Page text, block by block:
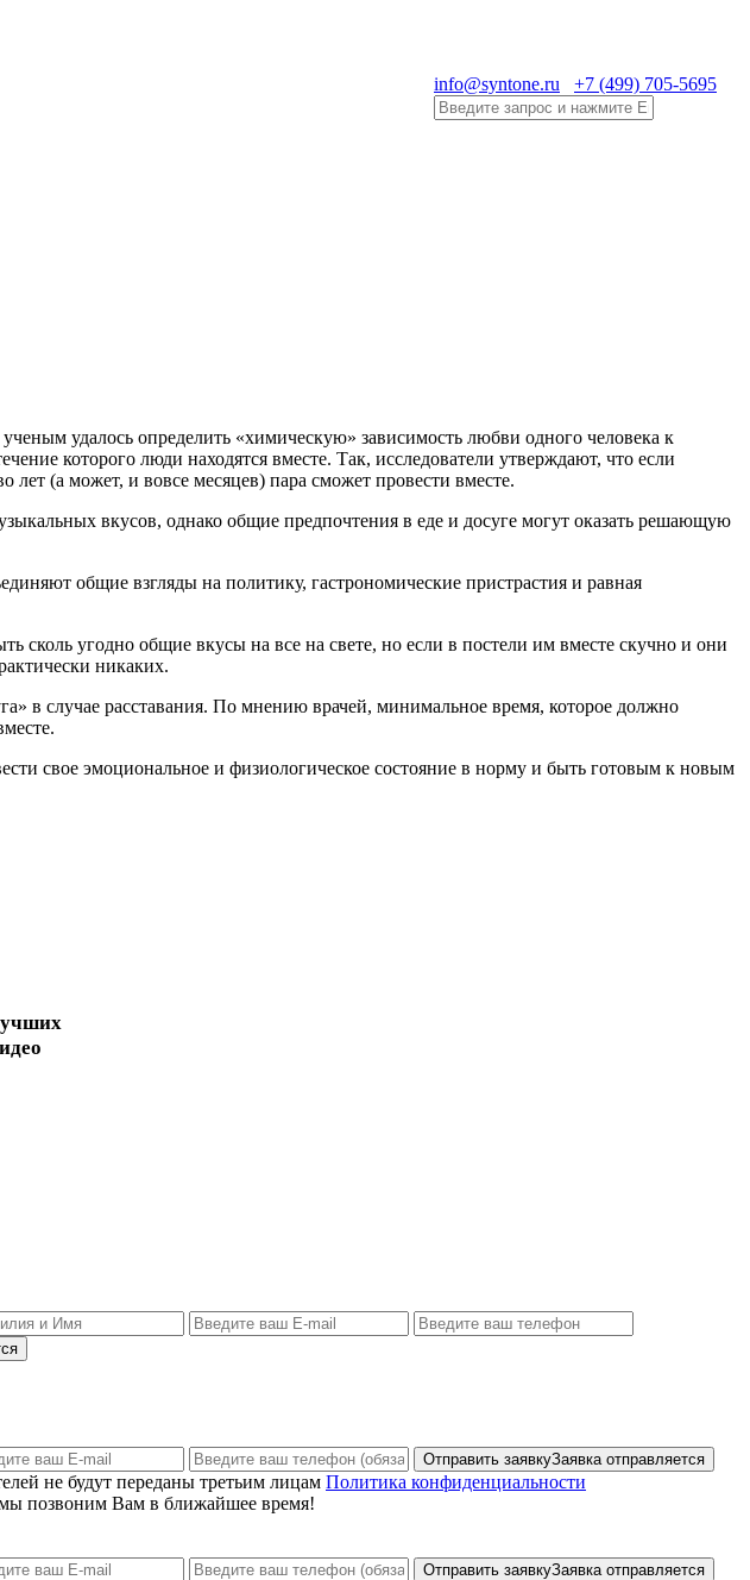
info@syntone.ru +7 (499) 705-5695
удалось определить «химическую» зависимость любви одного человека к
которого люди находятся вместе. Так, исследователи утверждают, что если
(а может, и вовсе месяцев) пара сможет провести вместе.
вкусов, однако общие предпочтения в еде и досуге могут оказать решающую
общие взгляды на политику, гастрономические пристрастия и равная
сколь угодно общие вкусы на все на свете, но если в постели им вместе скучно и они
никаких.
в случае расставания. По мнению врачей, минимальное время, которое должно
свое эмоциональное и физиологическое состояние в норму и быть готовым к новым
Отправить заявкуЗаявка отправляется
не будут переданы третьим лицам Политика конфиденциальности
позвоним Вам в ближайшее время!
Отправить заявкуЗаявка отправляется